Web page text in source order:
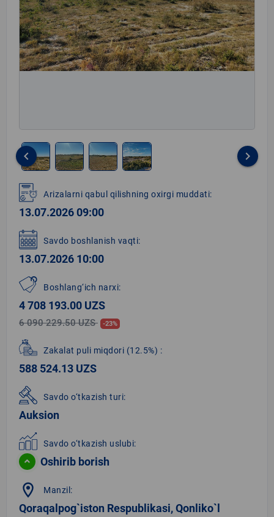
1
of
4
keyboard_arrow_left keyboard_arrow_right
Arizalarni qabul qilishning oxirgi muddati:
13.07.2026 09:00
Savdo boshlanish vaqti:
13.07.2026 10:00
Boshlang‘ich narxi:
4 708 193.00 UZS
6 090 229.50 UZS -23%
Zakalat puli miqdori (12.5%) :
588 524.13 UZS
Savdo o‘tkazish turi:
Auksion
Savdo o‘tkazish uslubi:
Oshirib borish
location_on Manzil:
Qoraqalpog`iston Respublikasi, Qonliko`l